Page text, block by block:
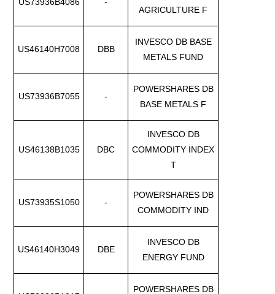
AGRICULTURE F
US46140H7008 DBB
INVESCO DB BASE
METALS FUND
US73936B7055 -
POWERSHARES DB
BASE METALS F
US46138B1035 DBC
INVESCO DB
COMMODITY INDEX
T
US73935S1050 -
POWERSHARES DB
COMMODITY IND
US46140H3049 DBE
INVESCO DB
ENERGY FUND
POWERSHARES DB